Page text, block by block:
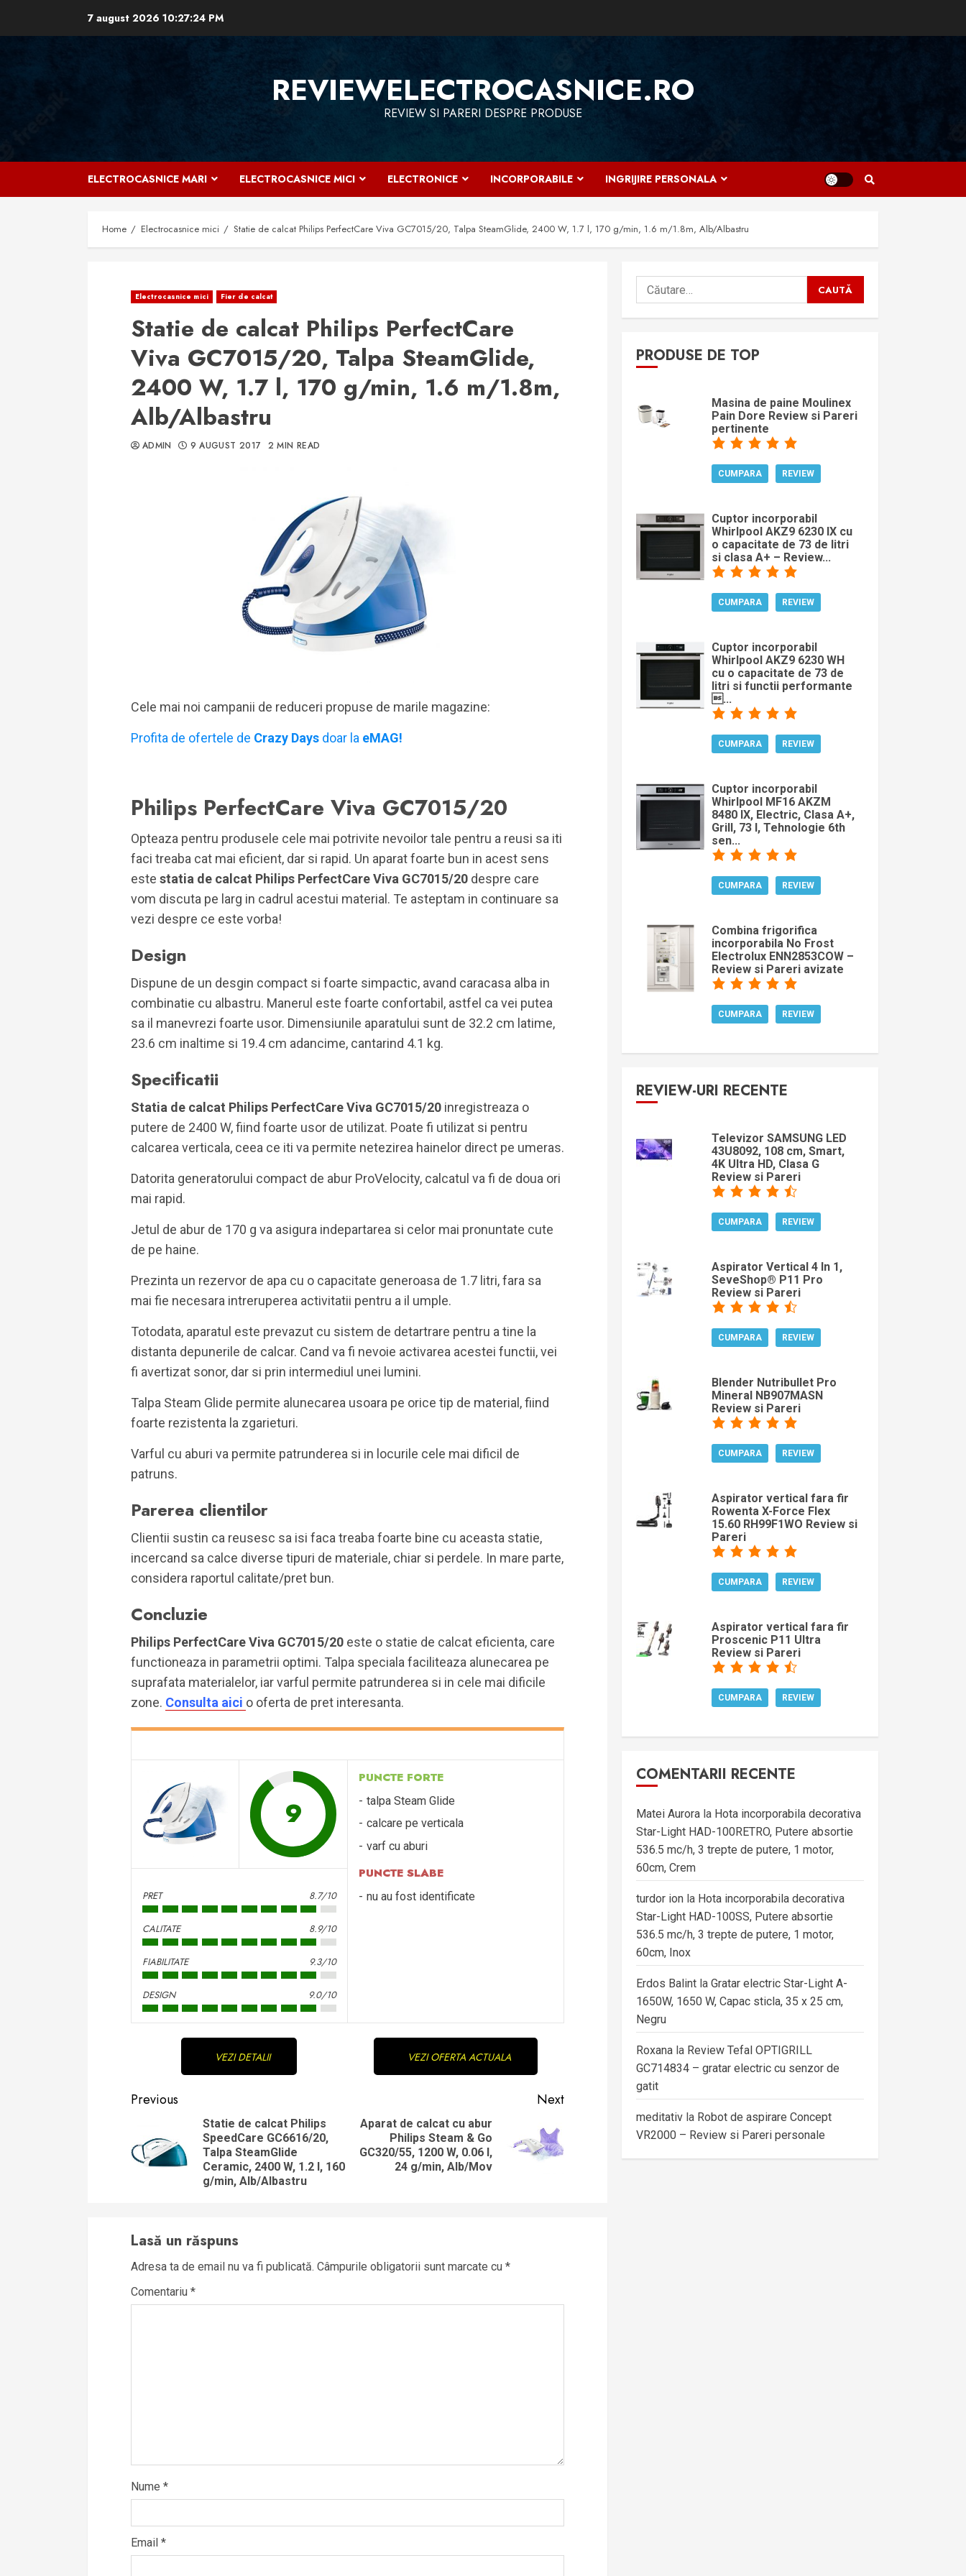
7 august 2026 10:27:25 PM
REVIEWELECTROCASNICE.RO
REVIEW SI PARERI DESPRE PRODUSE
ELECTROCASNICE MARI ELECTROCASNICE MICI ELECTRONICE INCORPORABILE INGRIJIRE PERSONALA
Home Electrocasnice mici Statie de calcat Philips PerfectCare Viva GC7015/20, Talpa SteamGlide, 2400 W, 1.7 l, 170 g/min, 1.6 m/1.8m, Alb/Albastru
Electrocasnice mici Fier de calcat
Statie de calcat Philips PerfectCare
Viva GC7015/20, Talpa SteamGlide,
2400 W, 1.7 l, 170 g/min, 1.6 m/1.8m,
Alb/Albastru
ADMIN 9 AUGUST 2017 2 MIN READ
Cele mai noi campanii de reduceri propuse de marile magazine:
Profita de ofertele de Crazy Days doar la eMAG!
Philips PerfectCare Viva GC7015/20
Opteaza pentru produsele cele mai potrivite nevoilor tale pentru a reusi sa iti
faci treaba cat mai eficient, dar si rapid. Un aparat foarte bun in acest sens
este statia de calcat Philips PerfectCare Viva GC7015/20 despre care
vom discuta pe larg in cadrul acestui material. Te asteptam in continuare sa
vezi despre ce este vorba!
Design
Dispune de un desgin compact si foarte simpactic, avand caracasa alba in
combinatie cu albastru. Manerul este foarte confortabil, astfel ca vei putea
sa il manevrezi foarte usor. Dimensiunile aparatului sunt de 32.2 cm latime,
23.6 cm inaltime si 19.4 cm adancime, cantarind 4.1 kg.
Specificatii
Statia de calcat Philips PerfectCare Viva GC7015/20 inregistreaza o
putere de 2400 W, fiind foarte usor de utilizat. Poate fi utilizat si pentru
calcarea verticala, ceea ce iti va permite netezirea hainelor direct pe umeras.
Datorita generatorului compact de abur ProVelocity, calcatul va fi de doua ori
mai rapid.
Jetul de abur de 170 g va asigura indepartarea si celor mai pronuntate cute
de pe haine.
Prezinta un rezervor de apa cu o capacitate generoasa de 1.7 litri, fara sa
mai fie necesara intreruperea activitatii pentru a il umple.
Totodata, aparatul este prevazut cu sistem de detartrare pentru a tine la
distanta depunerile de calcar. Cand va fi nevoie activarea acestei functii, vei
fi avertizat sonor, dar si prin intermediul unei lumini.
Talpa Steam Glide permite alunecarea usoara pe orice tip de material, fiind
foarte rezistenta la zgarieturi.
Varful cu aburi va permite patrunderea si in locurile cele mai dificil de
patruns.
Parerea clientilor
Clientii sustin ca reusesc sa isi faca treaba foarte bine cu aceasta statie,
incercand sa calce diverse tipuri de materiale, chiar si perdele. In mare parte,
considera raportul calitate/pret bun.
Concluzie
Philips PerfectCare Viva GC7015/20 este o statie de calcat eficienta, care
functioneaza in parametrii optimi. Talpa speciala faciliteaza alunecarea pe
suprafata materialelor, iar varful permite patrunderea si in cele mai dificile
zone. Consulta aici o oferta de pret interesanta.
9
PRET 8.7/10
CALITATE 8.9/10
FIABILITATE 9.3/10
DESIGN 9.0/10
PUNCTE FORTE
talpa Steam Glide
calcare pe verticala
varf cu aburi
PUNCTE SLABE
nu au fost identificate
VEZI DETALII VEZI OFERTA ACTUALA
Continue
Reading
Previous
Previous
Statie de calcat Philips
SpeedCare GC6616/20,
Talpa SteamGlide
Ceramic, 2400 W, 1.2 l, 160
g/min, Alb/Albastru
Next
post:
Aparat de calcat cu abur
Philips Steam & Go
GC320/55, 1200 W, 0.06 l,
24 g/min, Alb/Mov
Lasă un răspuns
Adresa ta de email nu va fi publicată. Câmpurile obligatorii sunt marcate cu *
Comentariu *
Nume *
Email *
Caută
după:
PRODUSE DE TOP
Masina de paine Moulinex
Pain Dore Review si Pareri
pertinente
CUMPARA REVIEW
Cuptor incorporabil
Whirlpool AKZ9 6230 IX cu
o capacitate de 73 de litri
si clasa A+ – Review...
CUMPARA REVIEW
Cuptor incorporabil
Whirlpool AKZ9 6230 WH
cu o capacitate de 73 de
litri si functii performante
...
CUMPARA REVIEW
Cuptor incorporabil
Whirlpool MF16 AKZM
8480 IX, Electric, Clasa A+,
Grill, 73 l, Tehnologie 6th
sen...
CUMPARA REVIEW
Combina frigorifica
incorporabila No Frost
Electrolux ENN2853COW –
Review si Pareri avizate
CUMPARA REVIEW
REVIEW-URI RECENTE
Televizor SAMSUNG LED
43U8092, 108 cm, Smart,
4K Ultra HD, Clasa G
Review si Pareri
CUMPARA REVIEW
Aspirator Vertical 4 In 1,
SeveShop® P11 Pro
Review si Pareri
CUMPARA REVIEW
Blender Nutribullet Pro
Mineral NB907MASN
Review si Pareri
CUMPARA REVIEW
Aspirator vertical fara fir
Rowenta X-Force Flex
15.60 RH99F1WO Review si
Pareri
CUMPARA REVIEW
Aspirator vertical fara fir
Proscenic P11 Ultra
Review si Pareri
CUMPARA REVIEW
COMENTARII RECENTE
Matei Aurora la Hota incorporabila decorativa
Star-Light HAD-100RETRO, Putere absortie
536.5 mc/h, 3 trepte de putere, 1 motor,
60cm, Crem
turdor ion la Hota incorporabila decorativa
Star-Light HAD-100SS, Putere absortie
536.5 mc/h, 3 trepte de putere, 1 motor,
60cm, Inox
Erdos Balint laGratar electric Star-Light A-
1650W, 1650 W, Capac sticla, 35 x 25 cm,
Negru
Roxana la Review Tefal OPTIGRILL
GC714834 – gratar electric cu senzor de
gatit
meditativ la Robot de aspirare Concept
VR2000 – Review si Pareri personale